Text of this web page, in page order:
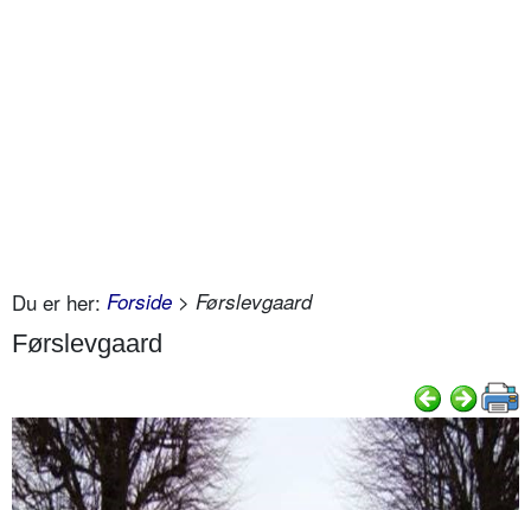
Du er her: Forside > Førslevgaard
Førslevgaard